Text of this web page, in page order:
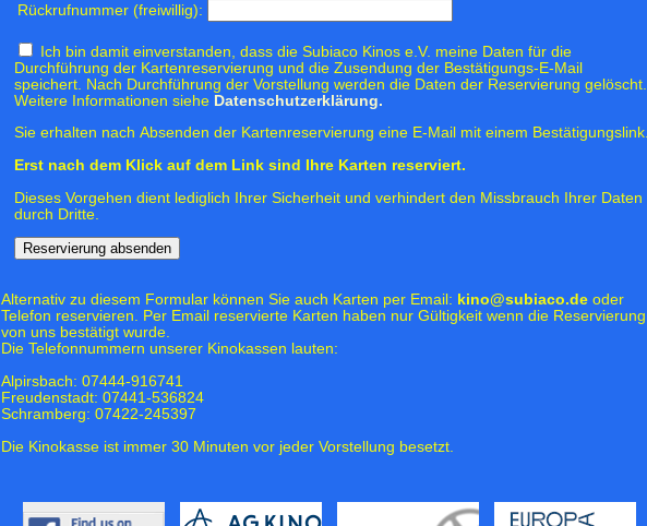
Rückrufnummer (freiwillig):
Ich bin damit einverstanden, dass die Subiaco Kinos e.V. meine Daten für die
Durchführung der Kartenreservierung und die Zusendung der Bestätigungs-E-Mail
speichert. Nach Durchführung der Vorstellung werden die Daten der Reservierung gelöscht.
Weitere Informationen siehe Datenschutzerklärung.
Sie erhalten nach Absenden der Kartenreservierung eine E-Mail mit einem Bestätigungslink.
Erst nach dem Klick auf dem Link sind Ihre Karten reserviert.
Dieses Vorgehen dient lediglich Ihrer Sicherheit und verhindert den Missbrauch Ihrer Daten
durch Dritte.
Alternativ zu diesem Formular können Sie auch Karten per Email: kino@subiaco.de oder
Telefon reservieren. Per Email reservierte Karten haben nur Gültigkeit wenn die Reservierung
von uns bestätigt wurde.
Die Telefonnummern unserer Kinokassen lauten:
Alpirsbach: 07444-916741
Freudenstadt: 07441-536824
Schramberg: 07422-245397
Die Kinokasse ist immer 30 Minuten vor jeder Vorstellung besetzt.